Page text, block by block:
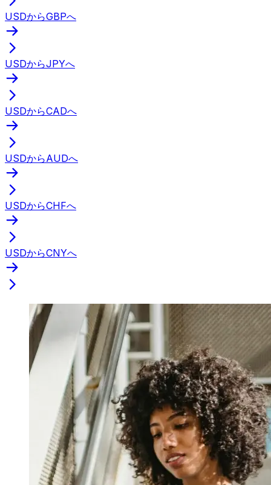
USDからGBPへ
USDからJPYへ
USDからCADへ
USDからAUDへ
USDからCHFへ
USDからCNYへ